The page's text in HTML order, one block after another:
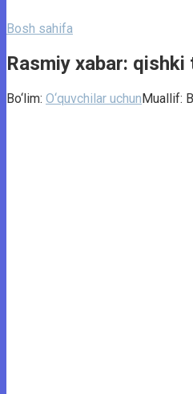
Bosh sahifa
Rasmiy xabar:
Bo‘lim: O‘quvchilar uchunMuallif: